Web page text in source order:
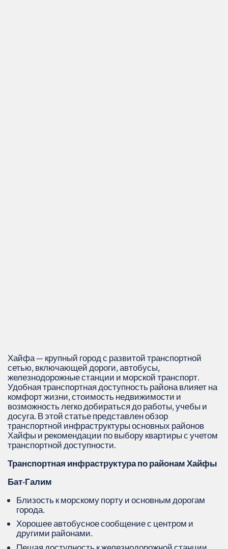
Хайфа — крупный город с развитой транспортной
сетью, включающей дороги, автобусы,
железнодорожные станции и морской транспорт.
Удобная транспортная доступность района влияет на
комфорт жизни, стоимость недвижимости и
возможность легко добираться до работы, учебы и
досуга. В этой статье представлен обзор
транспортной инфраструктуры основных районов
Хайфы и рекомендации по выбору квартиры с учетом
транспортной доступности.
Транспортная инфраструктура по районам Хайфы
Бат-Галим
Близость к морскому порту и основным дорогам
города.
Хорошее автобусное сообщение с центром и
другими районами.